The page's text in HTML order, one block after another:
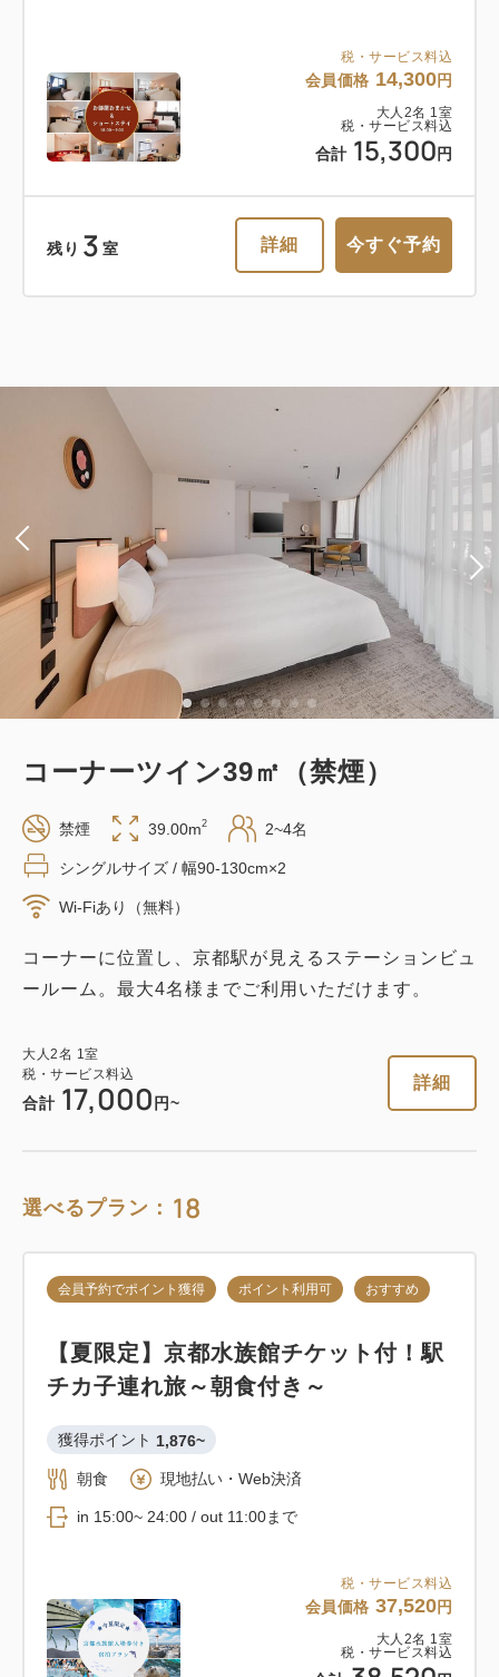
税・サービス料込
会員価格 14,300円
大人 2名 1 室
税・サービス料込
合計 15,300 円
残り 3 室 詳細 今すぐ予約
コーナーツイン39㎡（禁煙）
禁煙 39.00m2 2~4名
シングルサイズ / 幅90-130cm×2
Wi-Fiあり（無料）
コーナーに位置し、京都駅が見えるステーションビュ
ールーム。最大4名様までご利用いただけます。
大人2名 1室
税・サービス料込
合計 17,000 円~
詳細
選べるプラン： 18
税・サービス料込
会員価格 37,520円
大人 2名 1室
税・サービス料込
会員予約でポイント獲得 ポイント利用可 おすすめ
【夏限定】京都水族館チケット付！駅
チカ子連れ旅～朝食付き～
獲得ポイント 1,876~
朝食 現地払い・Web決済
in 15:00~ 24:00 / out 11:00まで